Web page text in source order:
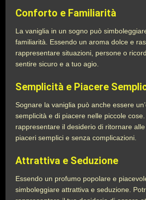
Conforto e Familiarità
La vaniglia in un sogno può
familiarità. Essendo un aroma dolce e
rappresentare situazioni, persone o
sentire sicuro e a tuo agio.
Semplicità e Piacere
Sognare la vaniglia può anche essere
semplicità e di piacere nelle piccole
rappresentare il desiderio di ritornare
piaceri semplici e senza complicazioni.
Attrattiva e Seduzione
Essendo un profumo popolare e
simboleggiare attrattiva e seduzione.